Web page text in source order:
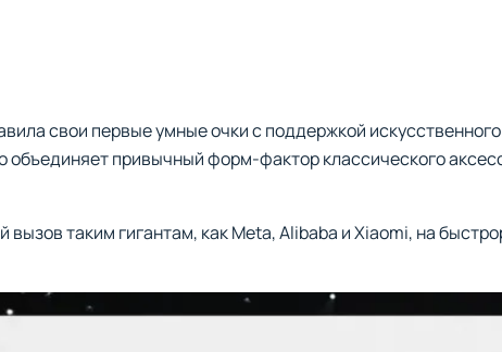
свои первые умные очки с поддержкой
объединяет привычный форм-фактор классического
вызов таким гигантам, как Meta, Alibaba и Xiaomi, на